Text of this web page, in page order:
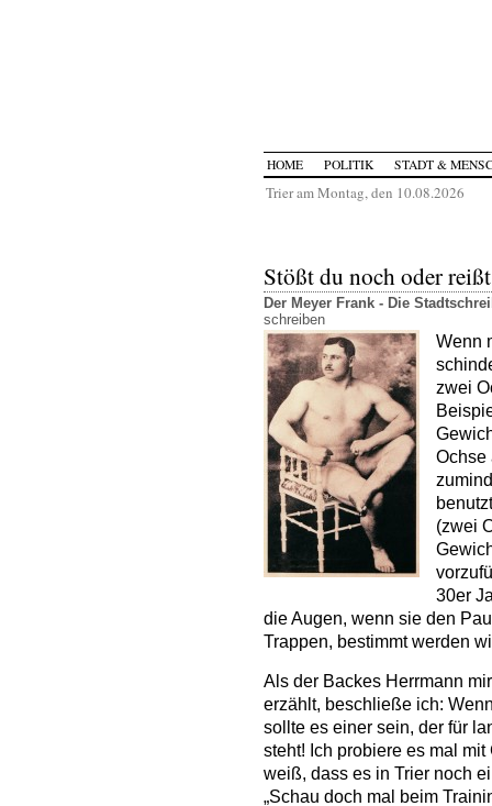
HOME POLITIK STADT &
Trier am Montag, den 10.08.2026
Stößt du noch oder
Der Meyer Frank - Die
schreiben
Wenn
zwei
Ochse
(zwei
30er
die Augen, wenn sie den
Trappen, bestimmt werden
Als der Backes Herrmann
erzählt, beschließe ich:
sollte es einer sein, der für
steht! Ich probiere es mal
weiß, dass es in Trier noch
„Schau doch mal beim